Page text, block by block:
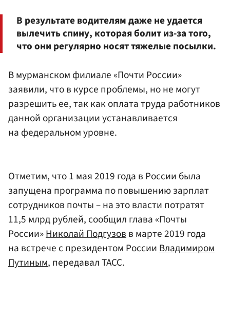
В результате водителям даже не удается
вылечить спину, которая болит из-за того,
что они регулярно носят тяжелые посылки.
В мурманском филиале «Почти России»
заявили, что в курсе проблемы, но не могут
разрешить ее, так как оплата труда работников
данной организации устанавливается
на федеральном уровне.
Отметим, что 1 мая 2019 года в России была
запущена программа по повышению зарплат
сотрудников почты – на это власти потратят
11,5 млрд рублей, сообщил глава «Почты
России»Николай Подгузовв марте 2019 года
на встрече с президентом РоссииВладимиром
Путиным, передавал ТАСС.